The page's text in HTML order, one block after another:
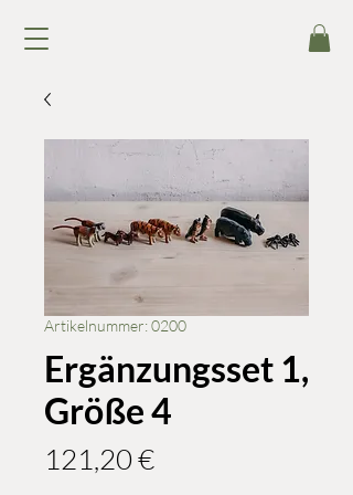
Artikelnummer: 0200
Ergänzungsset 1,
Größe 4
121,20 €Preis